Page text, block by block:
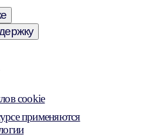
cookie
применяются